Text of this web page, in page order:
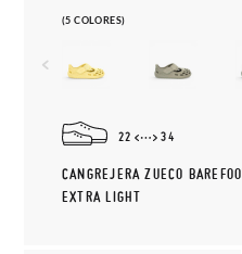
(5 COLORES)
22 34
CANGREJERA ZUECO
EXTRA LIGHT